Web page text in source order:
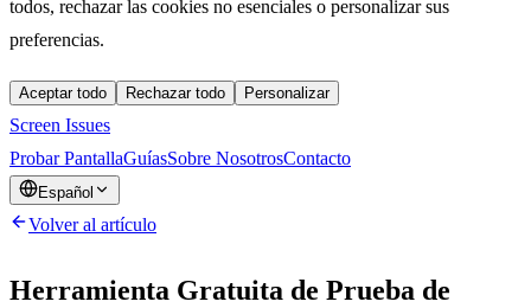
todos, rechazar las cookies no esenciales o personalizar sus
preferencias.
Aceptar todo Rechazar todo Personalizar
Screen Issues
Probar PantallaGuíasSobre NosotrosContacto
Español
Volver al artículo
Herramienta Gratuita de Prueba de